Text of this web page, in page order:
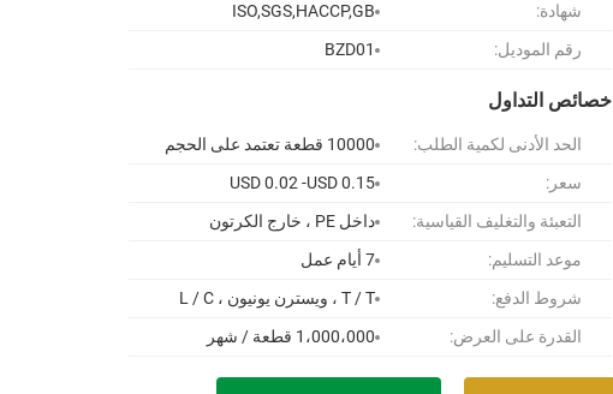
شهادة:
ISO,SGS,HACCP,GB
رقم الموديل:
BZD01
خصائص التداول
الحد الأدنى لكمية الطلب:
10000 قطعة تعتمد على الحجم
سعر:
USD 0.02 -USD 0.15
التعبئة والتغليف القياسية:
داخل PE ، خارج الكرتون
موعد التسليم:
7 أيام عمل
شروط الدفع:
T / T ، ويسترن يونيون ، L / C
القدرة على العرض:
1،000،000 قطعة / شهر